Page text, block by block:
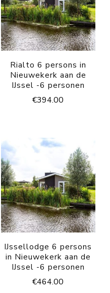
Rialto 6 persons in
Nieuwekerk aan de
IJssel -6 personen
€394.00
IJssellodge 6 persons
in Nieuwekerk aan de
IJssel -6 personen
€464.00